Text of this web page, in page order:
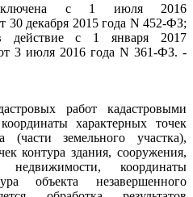
включена с 1 июля 2016
30 декабря 2015 года N 452-ФЗ;
действие с 1 января 2017
3 июля 2016 года N 361-ФЗ. -
работ кадастровыми
характерных точек
(части земельного участка),
контура здания, сооружения,
координаты
объекта незавершенного